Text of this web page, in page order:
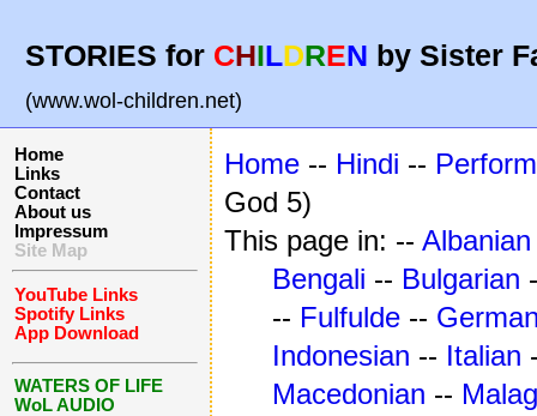
STORIES for CHILDREN by Sister
(www.wol-children.net)
Home
Links
Contact
About us
Impressum
Site Map
YouTube Links
Spotify Links
App Download
WATERS OF LIFE
WoL AUDIO
Home -- Hindi --
God 5)
This page in: -- Albanian
Bengali -- Bulgarian
-- Fulfulde --
Indonesian -- Italian
Macedonian --